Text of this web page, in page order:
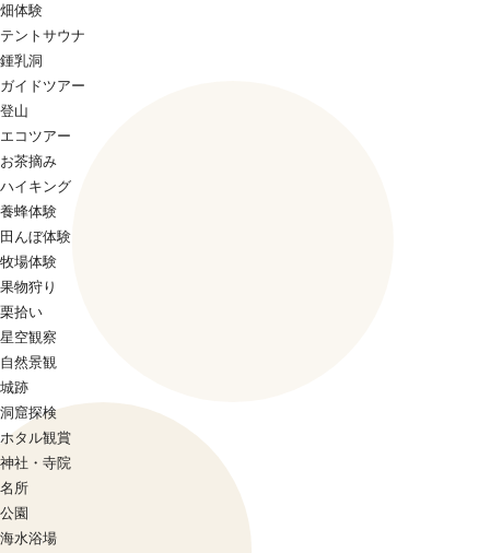
畑体験
テントサウナ
鍾乳洞
ガイドツアー
登山
エコツアー
お茶摘み
ハイキング
養蜂体験
田んぼ体験
牧場体験
果物狩り
栗拾い
星空観察
自然景観
城跡
洞窟探検
ホタル観賞
神社・寺院
名所
公園
海水浴場